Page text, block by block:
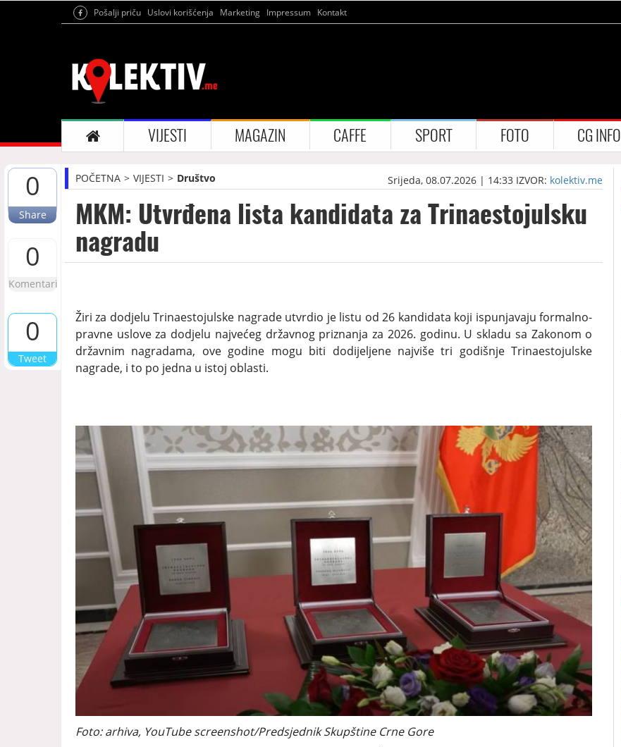
Pošalji priču Uslovi korišćenja Marketing Impressum Kontakt
VIJESTI MAGAZIN CAFFE SPORT FOTO CG INFO
0
Share
0
Komentari
0
Tweet
POČETNA VIJESTI Društvo Srijeda, 08.07.2026 | 14:33 IZVOR: kolektiv.me
MKM: Utvrđena lista kandidata za Trinaestojulsku
nagradu
Žiri za dodjelu Trinaestojulske nagrade utvrdio je listu od 26 kandidata koji ispunjavaju formalno-
pravne uslove za dodjelu najvećeg državnog priznanja za 2026. godinu. U skladu sa Zakonom o
državnim nagradama, ove godine mogu biti dodijeljene najviše tri godišnje Trinaestojulske
nagrade, i to po jedna u istoj oblasti.
Foto: arhiva, YouTube screenshot/Predsjednik Skupštine Crne Gore